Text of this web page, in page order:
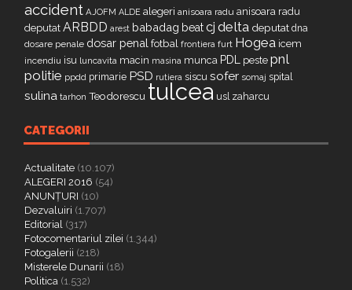
accident AJOFM ALDE alegeri anisoara radu anisoara radu
deputat ARBDD arest babadag beatcj delta deputat dna
dosare penale dosar penal fotbal frontiera furt Hogea icem
incendiu isu luncavita macin masina munca PDL peste pnl
politie ppdd primarie PSD rutiera siscu sofer somaj spital
sulina tarhon Teodorescu tulcea usl zaharcu
CATEGORII
Actualitate (10.107)
ALEGERI 2016 (54)
ANUNȚURI (10)
Dezvaluiri (1.707)
Editorial (317)
Fotocomentariul zilei (1.344)
Fotogalerii (218)
Misterele Dunarii (18)
Politica (1.532)